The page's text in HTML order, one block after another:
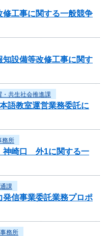
工事に関する一般競争
設備等改修工事に関す
・共生社会推進課
語教室運営業務委託に
務所
神崎口 外1に関する一
課
発信事業委託業務プロポ
務所